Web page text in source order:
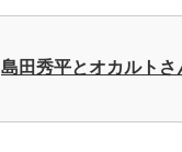
島田秀平とオカルト